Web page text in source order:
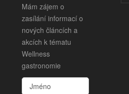
Mám zájem o
zasílání informací o
nových článcích a
akcích k tématu
Wellness
gastronomie